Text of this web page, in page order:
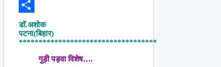
Facebook
Share
डॉ.अशोक
पटना(बिहार)
***********************************
गुड़ी पड़वा विशेष….